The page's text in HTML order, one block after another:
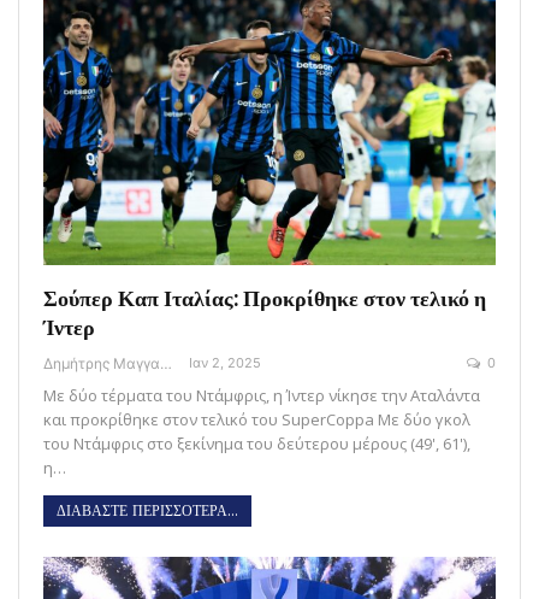
Σούπερ Καπ Ιταλίας: Προκρίθηκε στον τελικό η
Ίντερ
Δημήτρης Μαγγανάρης Ιαν 2, 2025 0
Με δύο τέρματα του Ντάμφρις, η Ίντερ νίκησε την Αταλάντα
και προκρίθηκε στον τελικό του SuperCoppa Με δύο γκολ
του Ντάμφρις στο ξεκίνημα του δεύτερου μέρους (49', 61'),
η…
ΔΙΑΒΑΣΤΕ ΠΕΡΙΣΣΟΤΕΡΑ...